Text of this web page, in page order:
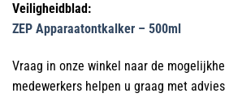
Veiligheidblad:
ZEP Apparaatontkalker – 500ml
Vraag in onze winkel naar de
medewerkers helpen u graag met